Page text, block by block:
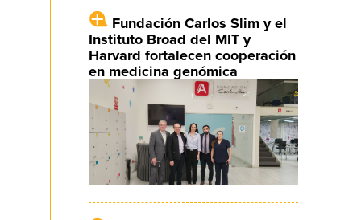
Fundación Carlos Slim y el
Instituto Broad del MIT y
Harvard fortalecen cooperación
en medicina genómica